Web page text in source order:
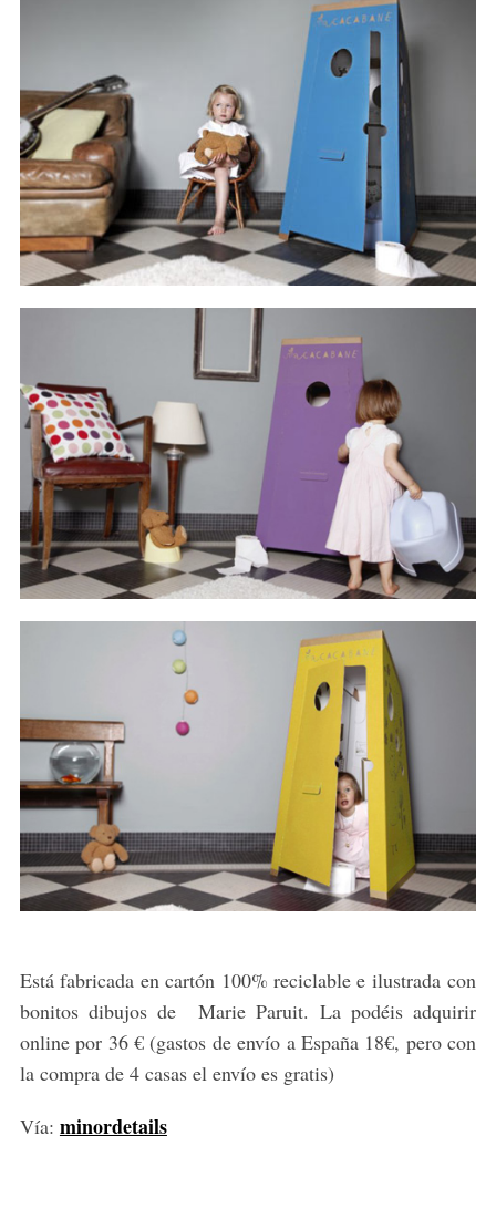
Está fabricada en cartón 100% reciclable e ilustrada con
bonitos dibujos de Marie Paruit. La podéis adquirir
online por 36 € (gastos de envío a España 18€, pero con
la compra de 4 casas el envío es gratis)
Vía: minordetails